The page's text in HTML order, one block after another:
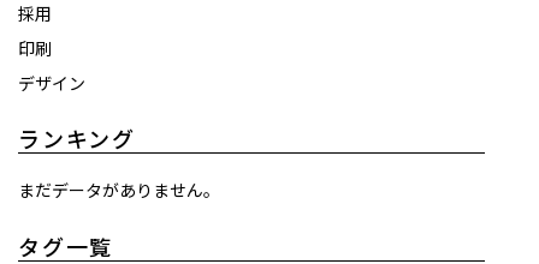
採用
印刷
デザイン
ランキング
まだデータがありません。
タグ一覧